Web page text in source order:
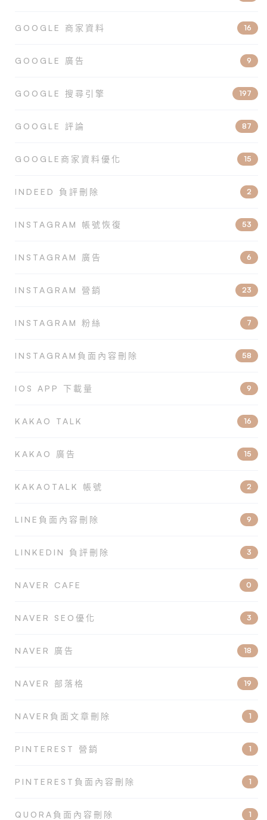
GOOGLE 商家資料 16
GOOGLE 廣告 9
GOOGLE 搜尋引擎 197
GOOGLE 評論 87
GOOGLE商家資料優化 15
INDEED 負評刪除 2
INSTAGRAM 帳號恢復 53
INSTAGRAM 廣告 6
INSTAGRAM 營銷 23
INSTAGRAM 粉絲 7
INSTAGRAM負面內容刪除 58
IOS APP 下載量 9
KAKAO TALK 16
KAKAO 廣告 15
KAKAOTALK 帳號 2
LINE負面內容刪除 9
LINKEDIN 負評刪除 3
NAVER CAFE 0
NAVER SEO優化 3
NAVER 廣告 18
NAVER 部落格 19
NAVER負面文章刪除 1
PINTEREST 營銷 1
PINTEREST負面內容刪除 1
QUORA負面內容刪除 1